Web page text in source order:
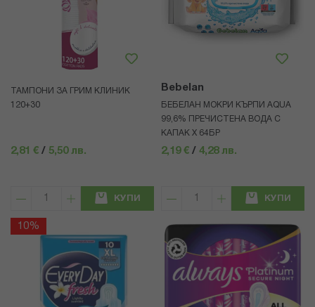
ТАМПОНИ ЗА ГРИМ КЛИНИК
120+30
2,81 € / 5,50 лв.
КУПИ
Bebelan
БЕБЕЛАН МОКРИ КЪРПИ AQUA
99,6% ПРЕЧИСТЕНА ВОДА С
КАПАК Х 64БР
2,19 € / 4,28 лв.
КУПИ
10%